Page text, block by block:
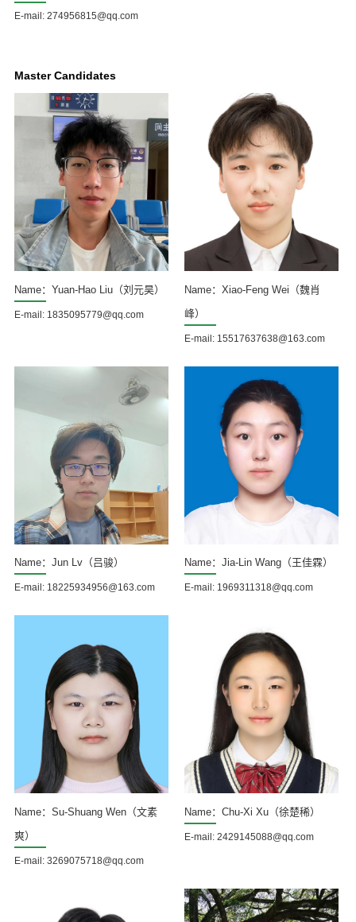
E-mail: 274956815@qq.com
Master Candidates
Name：Yuan-Hao Liu（刘元昊）
E-mail: 1835095779@qq.com
Name：Xiao-Feng Wei（魏肖
峰）
E-mail: 15517637638@163.com
Name：Jun Lv（吕骏）
E-mail: 18225934956@163.com
Name：Jia-Lin Wang（王佳霖）
E-mail: 1969311318@qq.com
Name：Su-Shuang Wen（文素
爽）
E-mail: 3269075718@qq.com
Name：Chu-Xi Xu（徐楚稀）
E-mail: 2429145088@qq.com